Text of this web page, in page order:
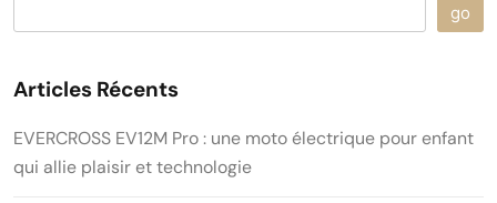
go
Articles Récents
EVERCROSS EV12M Pro : une moto électrique pour enfant
qui allie plaisir et technologie